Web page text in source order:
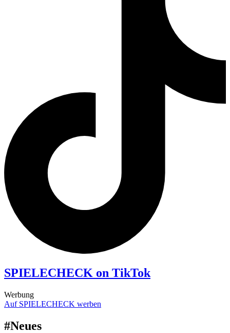
SPIELECHECK on TikTok
Werbung
Auf SPIELECHECK werben
#Neues